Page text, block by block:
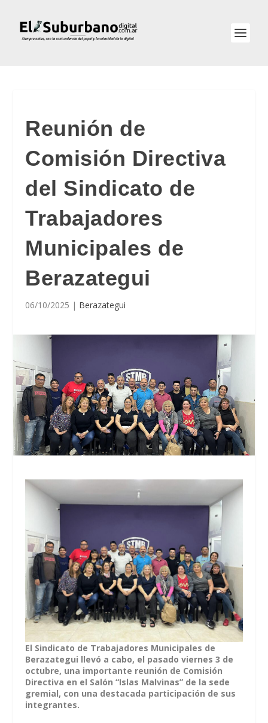
Reunión de
Comisión Directiva
del Sindicato de
Trabajadores
Municipales de
Berazategui
06/10/2025 | Berazategui
El Sindicato de Trabajadores Municipales de
Berazategui llevó a cabo, el pasado viernes 3 de
octubre, una importante reunión de Comisión
Directiva en el Salón “Islas Malvinas” de la sede
gremial, con una destacada participación de sus
integrantes.